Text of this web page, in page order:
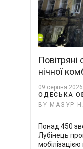
нічної
09 серпня 2026
ОДЕСЬКА
BY МАЗУР
Понад 450
Лубінець